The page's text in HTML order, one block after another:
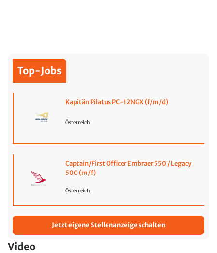
Top-Jobs
Kapitän Pilatus PC-12NGX (f/m/d)
Österreich
Captain/First Officer Embraer 550 / Legacy
500 (m/f)
Österreich
Jetzt eigene Stellenanzeige schalten
Video